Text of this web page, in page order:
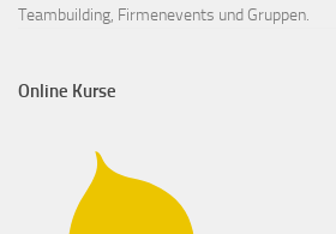
Teambuilding, Firmenevents und Gruppen.
Online Kurse